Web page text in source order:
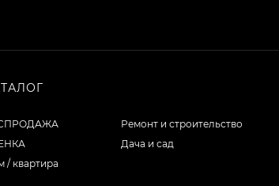
/ квартира
Ремонт и строительство
Дача и сад